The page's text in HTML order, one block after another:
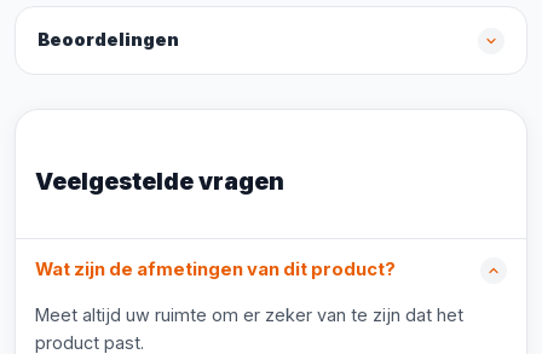
Beoordelingen
Veelgestelde vragen
Wat zijn de afmetingen van dit product?
Meet altijd uw ruimte om er zeker van te zijn dat het
product past.